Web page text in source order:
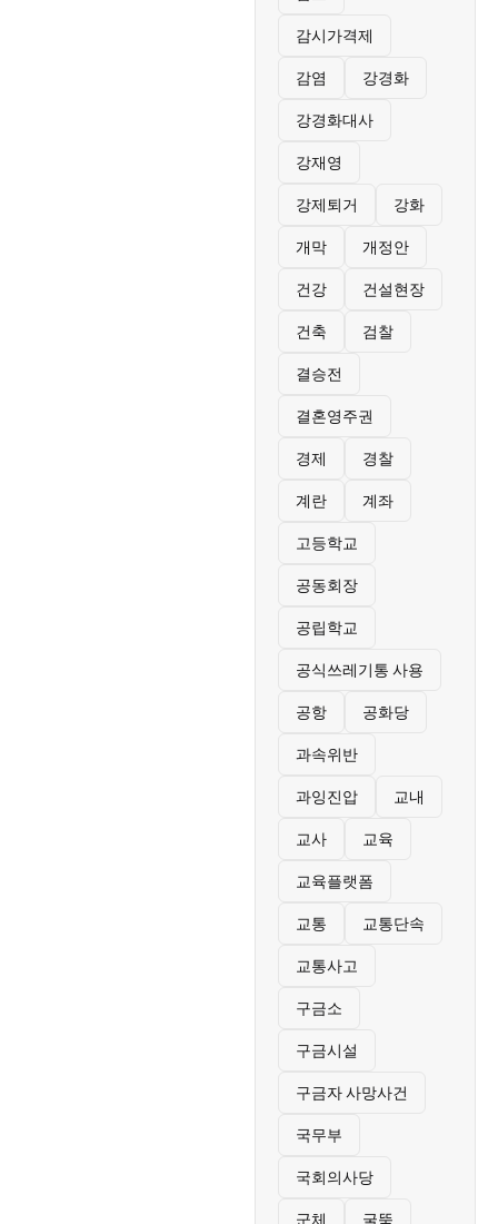
감시가격제
감염 강경화
강경화대사
강재영
강제퇴거 강화
개막 개정안
건강 건설현장
건축 검찰
결승전
결혼영주권
경제 경찰
계란 계좌
고등학교
공동회장
공립학교
공식쓰레기통 사용
공항 공화당
과속위반
과잉진압 교내
교사 교육
교육플랫폼
교통 교통단속
교통사고
구금소
구금시설
구금자 사망사건
국무부
국회의사당
군체 굴뚝